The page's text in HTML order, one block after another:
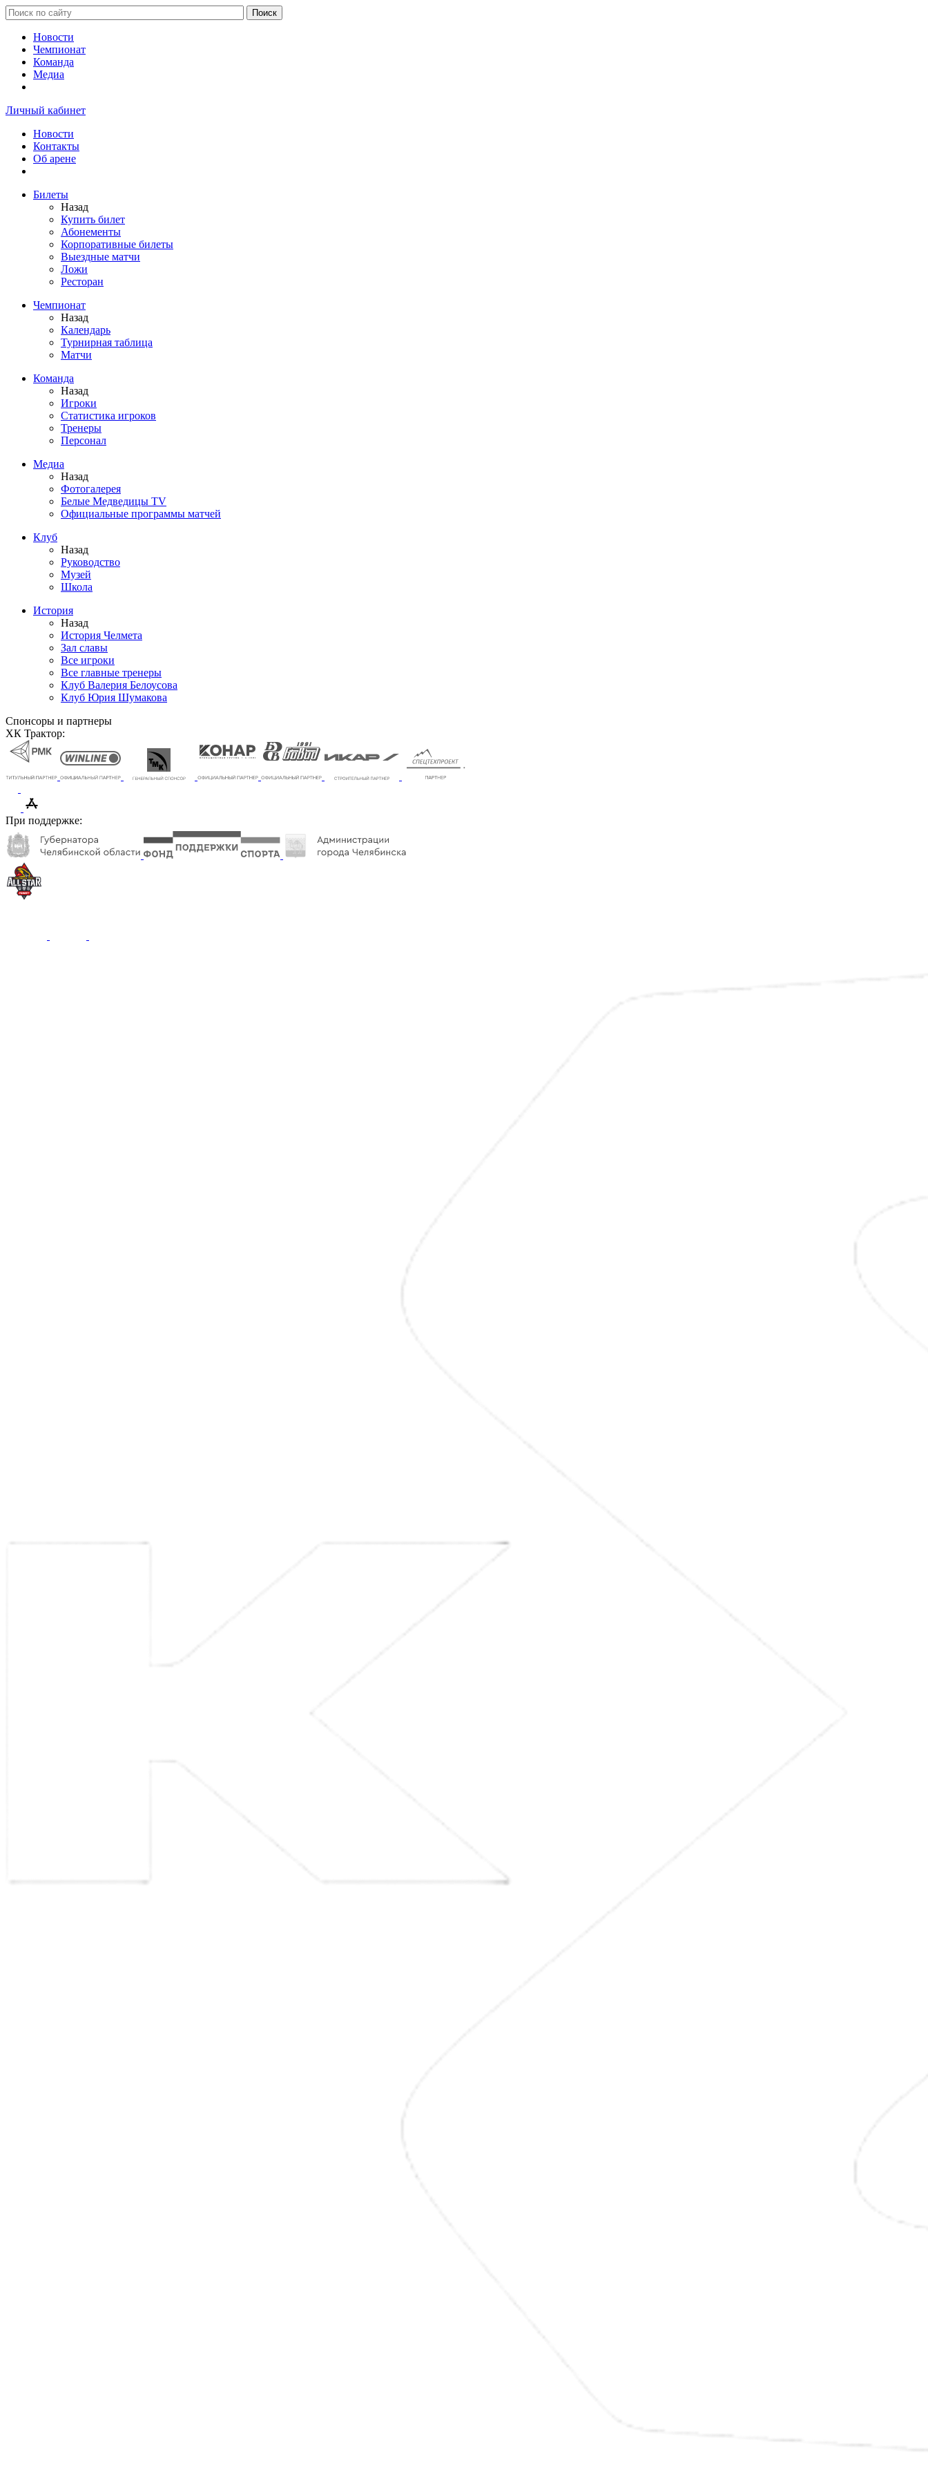
Новости
Чемпионат
Команда
Медиа
Личный кабинет
Новости
Контакты
Об арене
Билеты
Назад
Купить билет
Абонементы
Корпоративные билеты
Выездные матчи
Ложи
Ресторан
Чемпионат
Назад
Календарь
Турнирная таблица
Матчи
Команда
Назад
Игроки
Статистика игроков
Тренеры
Персонал
Медиа
Назад
Фотогалерея
Белые Медведицы TV
Официальные программы матчей
Клуб
Назад
Руководство
Музей
Школа
История
Назад
История Челмета
Зал славы
Все игроки
Все главные тренеры
Клуб Валерия Белоусова
Клуб Юрия Шумакова
Спонсоры и партнеры
ХК Трактор:
При поддержке: